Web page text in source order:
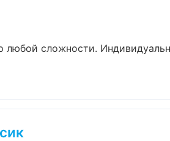
любой сложности.